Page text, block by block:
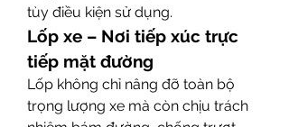
tùy điều kiện sử dụng.
Lốp xe – Nơi tiếp xúc trực
tiếp mặt đường
Lốp không chỉ nâng đỡ toàn bộ
trọng lượng xe mà còn chịu trách